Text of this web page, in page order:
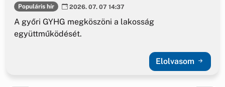
Populáris hír 2026. 07. 07 14:37
A győri GYHG megköszöni a lakosság
együttműködését.
Elolvasom